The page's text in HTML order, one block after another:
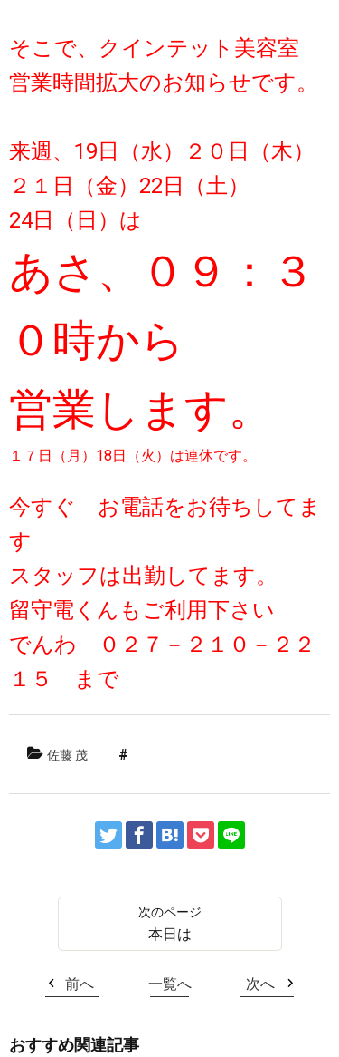
そこで、クインテット美容室
営業時間拡大のお知らせです。
来週、19日（水）２０日（木）
２１日（金）22日（土）
24日（日）は
あさ、０９：３
０時から
営業します。
１７日（月）18日（火）は連休です。
今すぐ お電話をお待ちしてま
す
スタッフは出勤してます。
留守電くんもご利用下さい
でんわ ０２７－２１０－２２
１５ まで
佐藤 茂
本日は
前へ 一覧へ 次へ
おすすめ関連記事